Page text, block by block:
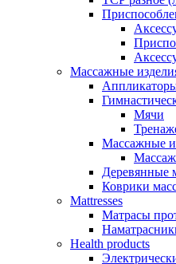
Массажные
Мячи
Массажные
Деревянные
Коврики
Мattresses
Матрасы
Health products